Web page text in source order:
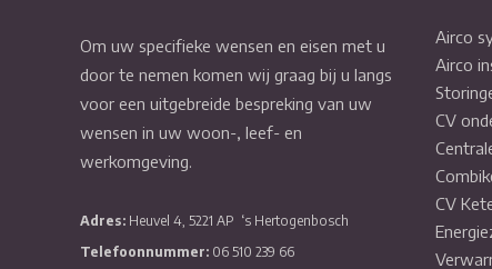
Om uw specifieke wensen en eisen met u
door te nemen komen wij graag bij u langs
voor een uitgebreide bespreking van uw
wensen in uw woon-, leef- en
werkomgeving.
Adres: Heuvel 4, 5221 AP ‘s Hertogenbosch
Telefoonnummer: 06 510 239 66
Airco
Airco
CV
CV